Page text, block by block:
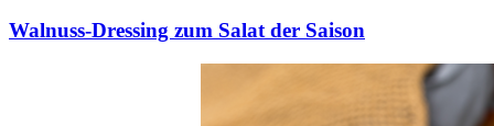
Walnuss-Dressing zum Salat der Saison